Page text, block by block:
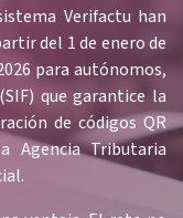
Verifactu han
del 1 de enero de
para autónomos,
que garantice la
de códigos QR
Agencia Tributaria